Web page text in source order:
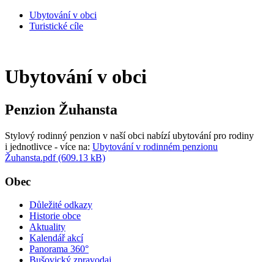
Ubytování v obci
Turistické cíle
Ubytování v obci
Penzion Žuhansta
Stylový rodinný penzion v naší obci nabízí ubytování pro rodiny
i jednotlivce - více na: Ubytování v rodinném penzionu
Žuhansta.pdf (609.13 kB)
Obec
Důležité odkazy
Historie obce
Aktuality
Kalendář akcí
Panorama 360°